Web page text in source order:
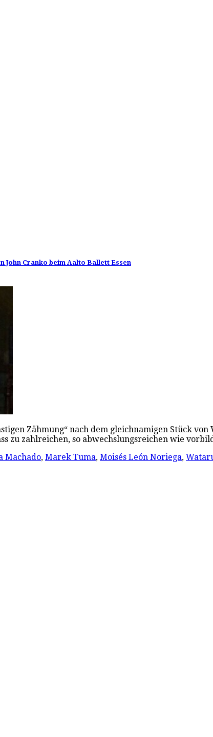
John Cranko beim Aalto Ballett Essen
Zähmung“ nach dem gleichnamigen Stück
zu zahlreichen, so abwechslungsreichen wie
Machado, Marek Tuma, Moisés León Noriega,